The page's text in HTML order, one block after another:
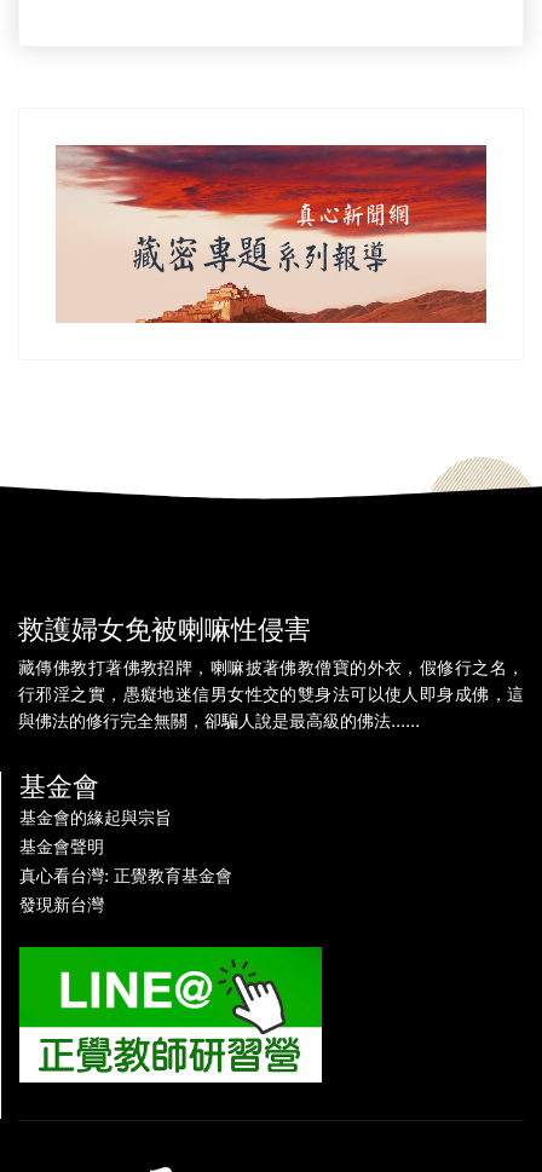
救護婦女免被喇嘛性侵害
藏傳佛教打著佛教招牌，喇嘛披著佛教僧寶的外衣，假修行之名，
行邪淫之實，愚癡地迷信男女性交的雙身法可以使人即身成佛，這
與佛法的修行完全無關，卻騙人說是最高級的佛法......
基金會
基金會的緣起與宗旨
基金會聲明
真心看台灣: 正覺教育基金會
發現新台灣